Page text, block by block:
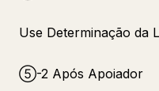
Use Determinação da
⑤-2 Após Apoiador